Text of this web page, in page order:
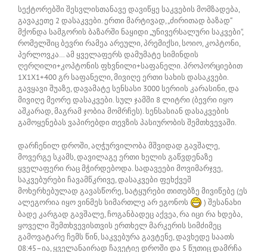
სექტორებში შესვლისთანავე დავიწყე საკვების მომზადება,
გავაკეთე 2 დასაკვები. ერთი მარტივად, „ძირითად ბაზად“
მქონდა სამგორის ბაზარში ნაყიდი „უნივერსალური საკვები“,
რომელშიც ბევრი რამეა არეული, პრემიქსი, სოიო, კოპტონი,
პერლოვკა… ამ ყველაფერს დამუმატე სიმინდის
ღერღილი+კოპტონის ფხვნილი+საფანელი. პროპორციებით
1X1X1+400 გრ საფანელი, მივიღე ერთი სახის დასაკვები.
გავყავი შუაზე, დავამატე სენსასი 3000 სერიის კარასინი, და
მივიღე მეორე დასაკვები. სულ ჯამში 8 ლიტრი (ბევრი იყო
აშკარად, მაგრამ ჯობია მომრჩეს). სენსასიან დასაკვების
გამოყენებას ვაპირებდი თევზის პასიურობის შემთხვევაში.
დარჩენილ დროში, აღჭურვილობა მშვიდად გავშალე,
მოვერგე სკამს, დავილაგე ერთი ხელის გაწვდენაზე
ყველაფერი რაც მჭირდებოდა. სადავეები მოვიმარჯვე,
საკვებურები ჩავამწკრივე, დასაკვები ფეხქვეშ
მოხერხებულად გავასწორე, სატყურები თითებზე მივიწებე (ეს
ალეგორია იყო ვინმეს სიმართლე არ ეგონოს
) შესანახი
ბადე კარგად გავშალე, ჩოგანბადეც აქვეა, რა იცი რა ხდება,
ყოველი შემთხვევისთვის ერთხელ მარკერის სიმძიმეც
გამოვატარე ჩემს წინ, საკვებურა გავტენე, დავხედე საათს
08:45–ია, ყველანაირად ჩავეტიე დროში და 5 წუთიც დამრჩა